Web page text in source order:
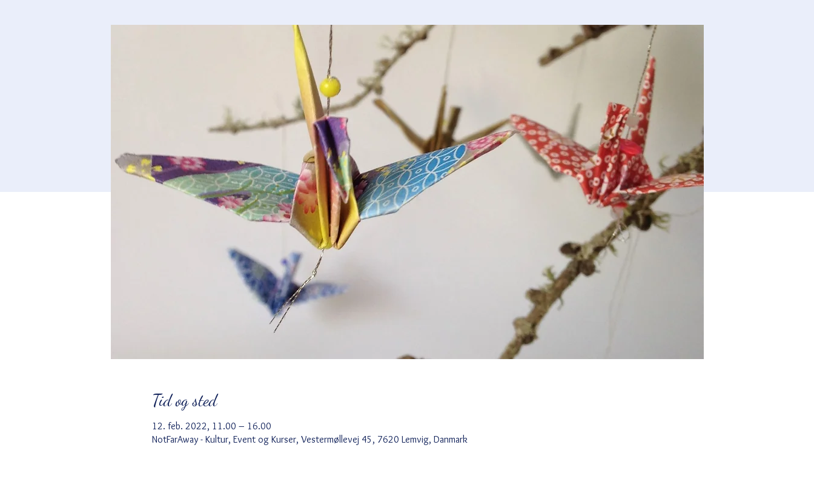
Tid og sted
12. feb. 2022, 11.00 – 16.00
NotFarAway - Kultur, Event og Kurser, Vestermøllevej 45, 7620 Lemvig, Danmark